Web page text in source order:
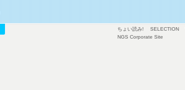
ちょい読み! SELECTION
NGS Corporate Site